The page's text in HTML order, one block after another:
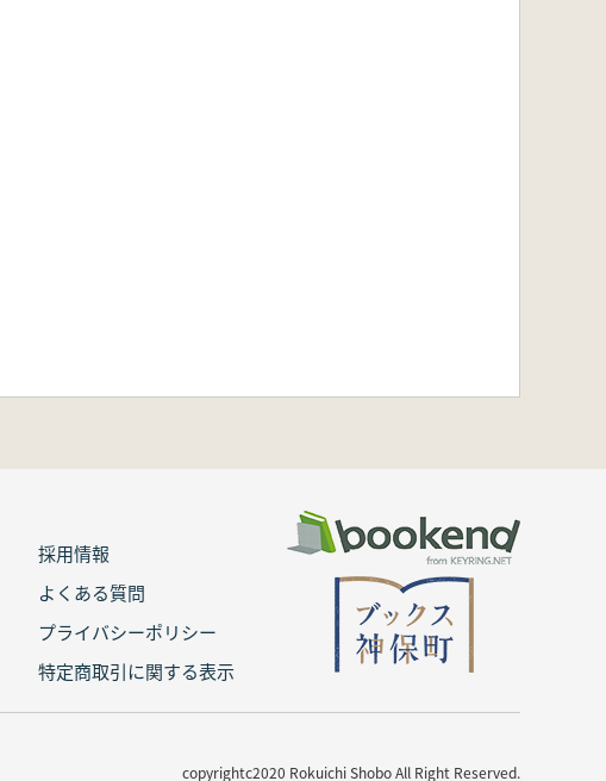
採用情報
よくある質問
プライバシーポリシー
特定商取引に関する表示
copyrightc2020 Rokuichi Shobo All Right Reserved.